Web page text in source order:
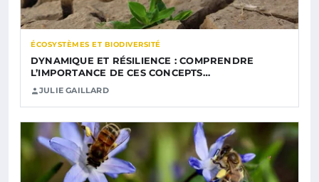
ÉCOSYSTÈMES ET BIODIVERSITÉ
DYNAMIQUE ET RÉSILIENCE : COMPRENDRE
L’IMPORTANCE DE CES CONCEPTS…
JULIE GAILLARD